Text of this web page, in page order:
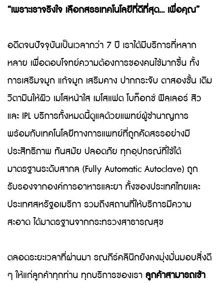
“เพราะเราจริงใจ เลือกสรรเทคโนโลยีที่ดีที่สุด… เพื่อคุณ”
อดีตจนปัจจุบันเป็นเวลากว่า 7 ปี เราได้มีบริการที่หลาก
หลาย เพื่อตอบโจทย์ความต้องการของคนไข้มากขึ้น ทั้ง
การเสริมจมูก แก้จมูก เสริมคาง ปากกระจับ ตาสองชั้น เติม
วิตามินให้ผิว เมโสหน้าใส เมโสแฟต โบท็อกซ์ ฟิลเลอร์ สิว
และ IPL บริการทั้งหมดนี้ดูแลด้วยแพทย์ผู้ชำนาญการ
พร้อมกับเทคโนโลยีทางการแพทย์ที่ถูกคัดสรรอย่างมี
ประสิทธิภาพ ทันสมัย ปลอดภัย ทุกอุปกรณ์ที่ใช้ได้
มาตรฐานระดับสากล (Fully Automatic Autoclave) ถูก
รับรองจากองค์การอาหารและยา ทั้งของประเทศไทยและ
ประเทศสหรัฐอเมริกา รวมถึงสถานที่ให้บริการมีความ
สะอาด ได้มาตรฐานจากกระทรวงสาธารณสุข
ตลอดระยะเวลาที่ผ่านมา รณภีร์คลินิกยังคงมุ่งมั่นมอบสิ่งดี
ๆ ให้แก่ลูกค้าทุกท่าน ทุกบริการของเรา ลูกค้าสามารถเข้า